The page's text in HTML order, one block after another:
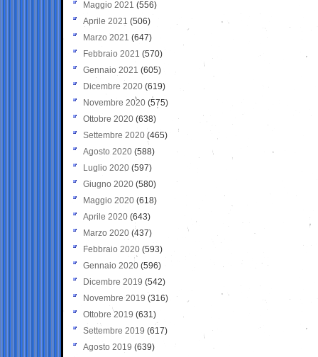
Maggio 2021 (556)
Aprile 2021 (506)
Marzo 2021 (647)
Febbraio 2021 (570)
Gennaio 2021 (605)
Dicembre 2020 (619)
Novembre 2020 (575)
Ottobre 2020 (638)
Settembre 2020(465)
Agosto 2020 (588)
Luglio 2020 (597)
Giugno 2020 (580)
Maggio 2020 (618)
Aprile 2020 (643)
Marzo 2020 (437)
Febbraio 2020 (593)
Gennaio 2020 (596)
Dicembre 2019 (542)
Novembre 2019 (316)
Ottobre 2019 (631)
Settembre 2019 (617)
Agosto 2019 (639)